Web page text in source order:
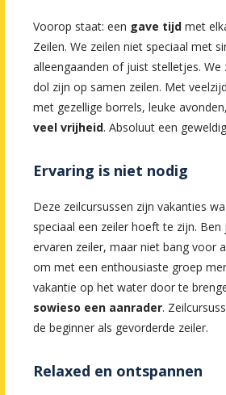
Voorop staat: een gave tijd met
Zeilen. We zeilen niet speciaal met
alleengaanden of juist stelletjes. We
dol zijn op samen zeilen. Met
met gezellige borrels, leuke avonden,
veel vrijheid. Absoluut een
Ervaring is niet nodig
Deze zeilcursussen zijn vakanties
speciaal een zeiler hoeft te zijn. Ben
ervaren zeiler, maar niet bang voor
om met een enthousiaste groep
vakantie op het water door te
sowieso een aanrader.
de beginner als gevorderde zeiler.
Relaxed en ontspannen